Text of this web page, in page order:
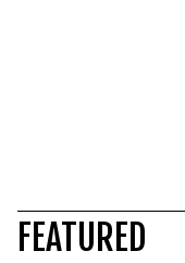
FEATURED